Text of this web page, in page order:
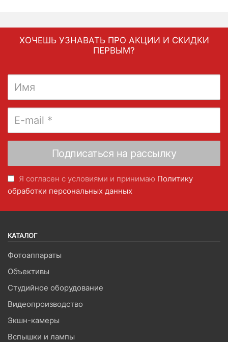
ХОЧЕШЬ УЗНАВАТЬ ПРО АКЦИИ И СКИДКИ
ПЕРВЫМ?
Я согласен с условиями и принимаю Политику
обработки персональных данных
КАТАЛОГ
Фотоаппараты
Объективы
Студийное оборудование
Видеопроизводство
Экшн-камеры
Вспышки и лампы